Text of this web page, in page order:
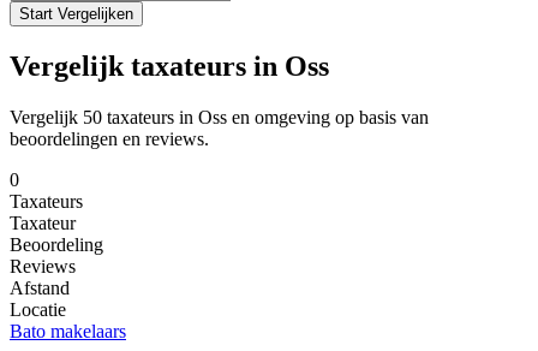
Start Vergelijken
Vergelijk taxateurs in Oss
Vergelijk 50 taxateurs in Oss en omgeving op basis van
beoordelingen en reviews.
0
Taxateurs
Taxateur
Beoordeling
Reviews
Afstand
Locatie
Bato makelaars